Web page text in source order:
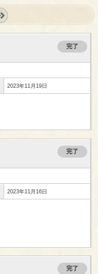
完了
2023年11月19日
完了
2023年11月16日
完了